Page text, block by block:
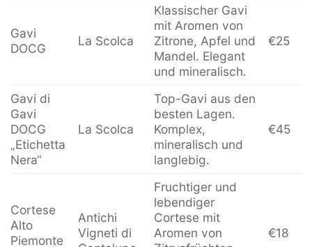
Gavi
DOCG
La Scolca
Klassischer Gavi
mit Aromen von
Zitrone, Apfel und
Mandel. Elegant
und mineralisch.
€25
Gavi di
Gavi
DOCG
„Etichetta
Nera“
La Scolca
Top-Gavi aus den
besten Lagen.
Komplex,
mineralisch und
langlebig.
€45
Cortese
Alto
Piemonte
Antichi
Vigneti di
Fruchtiger und
lebendiger
Cortese mit
Aromen von
€18